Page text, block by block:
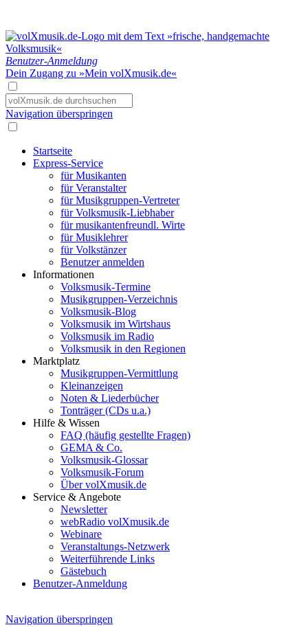
Benutzer-Anmeldung
Dein Zugang zu »Mein volXmusik.de«
Navigation überspringen
Startseite
Express-Service
für Musikanten
für Veranstalter
für Musikgruppen-Vertreter
für Volksmusik-Liebhaber
für musikantenfreundl. Wirte
für Musiklehrer
für Volkstänzer
Benutzer anmelden
Informationen
Volksmusik-Termine
Musikgruppen-Verzeichnis
Volksmusik-Blog
Volksmusik im Wirtshaus
Volksmusik im Radio
Volksmusik in den Regionen
Marktplatz
Musikgruppen-Vermittlung
Kleinanzeigen
Noten & Liederbücher
Tonträger (CDs u.a.)
Hilfe & Wissen
FAQ (häufig gestellte Fragen)
GEMA & Co.
Volksmusik-Glossar
Volksmusik-Forum
Über volXmusik.de
Service & Angebote
Newsletter
webRadio volXmusik.de
Webinare
Veranstaltungs-Netzwerk
Weiterführende Links
Gästebuch
Benutzer-Anmeldung
Navigation überspringen